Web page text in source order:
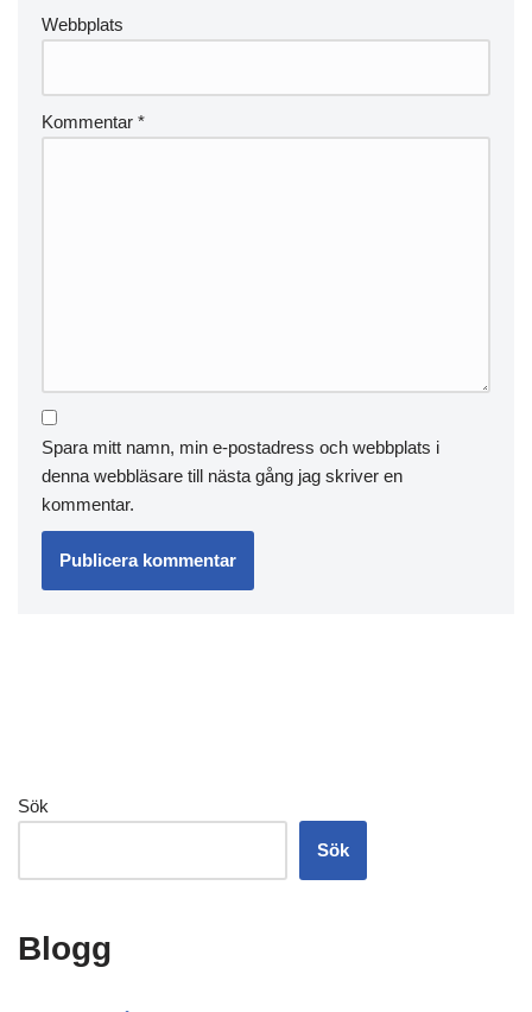
Webbplats
Kommentar *
Spara mitt namn, min e-postadress och webbplats i
denna webbläsare till nästa gång jag skriver en
kommentar.
Sök
Sök
Blogg